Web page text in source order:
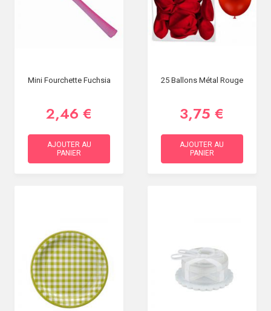
Mini Fourchette Fuchsia
2,46 €
AJOUTER AU
PANIER
25 Ballons Métal Rouge
3,75 €
AJOUTER AU
PANIER